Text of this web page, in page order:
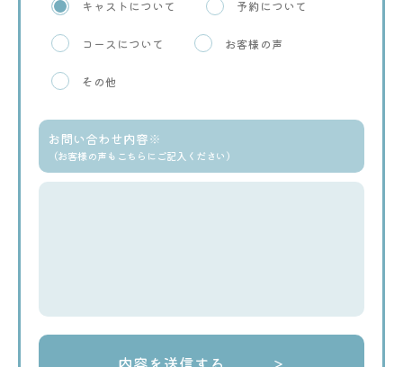
キャストについて 予約について
コースについて お客様の声
その他
お問い合わせ内容※
（お客様の声もこちらにご記入ください）